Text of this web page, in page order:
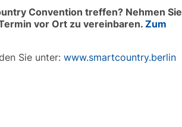
Convention treffen? Nehmen Sie
vor Ort zu vereinbaren.Zum
Sie unter: www.smartcountry.berlin